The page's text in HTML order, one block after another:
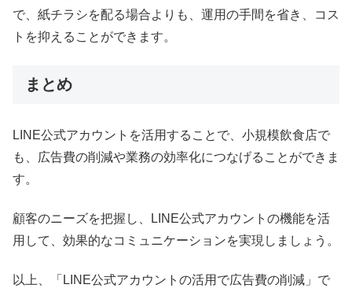
で、紙チラシを配る場合よりも、運用の手間を省き、コス
トを抑えることができます。
まとめ
LINE公式アカウントを活用することで、小規模飲食店で
も、広告費の削減や業務の効率化につなげることができま
す。
顧客のニーズを把握し、LINE公式アカウントの機能を活
用して、効果的なコミュニケーションを実現しましょう。
以上、「LINE公式アカウントの活用で広告費の削減」で